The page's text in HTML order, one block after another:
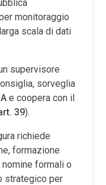
monitoraggio
scala di dati
supervisore
sorveglia
e coopera con il
39).
richiede
formazione
formali o
strategico per